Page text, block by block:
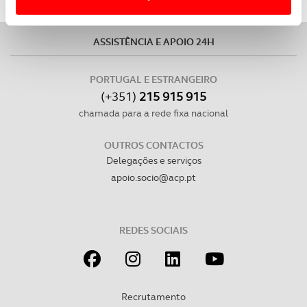
personalizar conteúdos e anúncios, para lhe proporcionar
Adicionalmente partilhamos informação, relativa à sua
utilização do nosso site de publicidade e de análise, com
O ACP garantirá que as transferências internacionais de
dados pessoais serão realizadas apenas com o seu
Realçamos que o bloqueio de certo tipo de Cookies e
tecnologias similares pode ter impacto na sua
ASSISTÊNCIA E APOIO 24H
PORTUGAL E ESTRANGEIRO
(+351) 215 915 915
chamada para a rede fixa nacional
OUTROS CONTACTOS
Delegações e serviços
apoio.socio@acp.pt
REDES SOCIAIS
Recrutamento